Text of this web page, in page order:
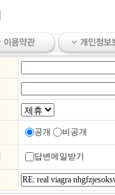
공개 비공개
답변메일받기